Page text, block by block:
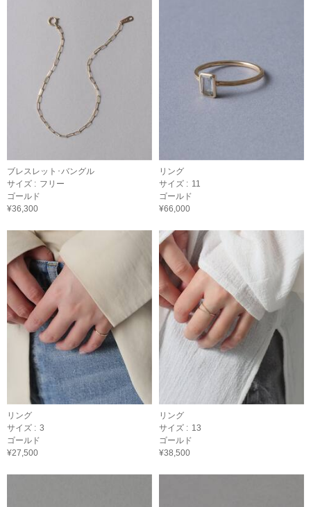
ブレスレット･バングル
サイズ : フリー
ゴールド
¥36,300
リング
サイズ : 11
ゴールド
¥66,000
リング
サイズ : 3
ゴールド
¥27,500
リング
サイズ : 13
ゴールド
¥38,500